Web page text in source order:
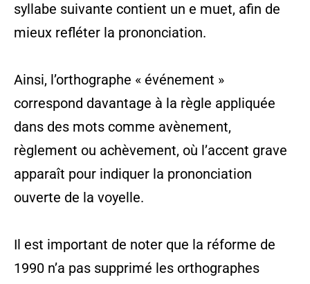
syllabe suivante contient un e muet, afin de
mieux refléter la prononciation.
Ainsi, l’orthographe « événement »
correspond davantage à la règle appliquée
dans des mots comme avènement,
règlement ou achèvement, où l’accent grave
apparaît pour indiquer la prononciation
ouverte de la voyelle.
Il est important de noter que la réforme de
1990 n’a pas supprimé les orthographes